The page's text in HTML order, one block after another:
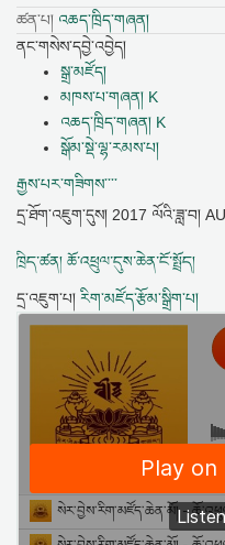
ཚན་པ། འཆད་ཁྲིད་གཞན།
ནང་གསེས་དབྱེ་འབྱེད།
སྒྲ་མཛོད།
མཁས་པ་གཞན། K
འཆད་ཁྲིད་གཞན། K
སྒོམ་སྡེ་ལྷ་རམས་པ།
རྒྱས་པར་གཟིགས་་་་
དྲ་ཐོག་འཇུག་དུས། 2017 ལོའི་ཟླ་བ།
ཁྲིད་ཚན། ཆོ་འཕྲུལ་དུས་ཆེན་ངོ་སྤྲོད།
དྲ་འཇུག་པ། རིག་མཛོད་རྩོམ་སྒྲིག་པ།